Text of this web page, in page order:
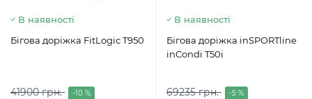
В наявності
Бігова доріжка FitLogic T950
41900 грн. -10 %
В наявності
Бігова доріжка inSPORTline
inCondi T50i
69235 грн. -5 %